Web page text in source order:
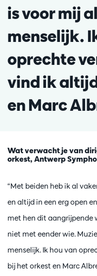
is voor mij
menselijk.
oprechte
vind ik
en Marc
Wat verwacht je van
orkest, Antwerp
“Met beiden heb ik al
en altijd in een erg open
met hen dit aangrijpende
niet met eender wie.
menselijk. Ik hou van
bij het orkest en Marc